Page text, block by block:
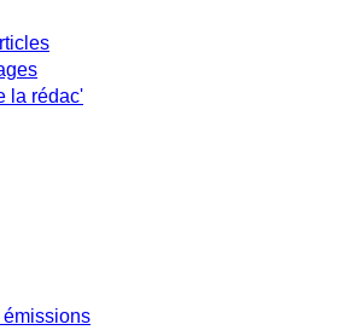
la rédac'
émissions